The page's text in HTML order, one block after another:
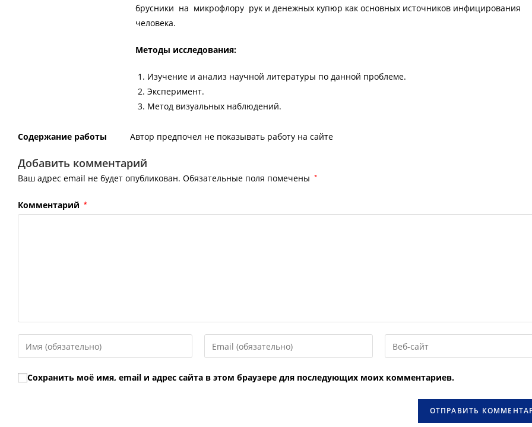
брусники на микрофлору рук и денежных купюр как основных источников инфицирования
человека.
Методы исследования:
Изучение и анализ научной литературы по данной проблеме.
Эксперимент.
Метод визуальных наблюдений.
Содержание работы Автор предпочел не показывать работу на сайте
Добавить комментарий
Ваш адрес email не будет опубликован. Обязательные поля помечены *
Комментарий *
Введите
свое
имя
или
Введите
свой
Введите
URL
(необязательно)
Сохранить моё имя, email и адрес сайта в этом браузере для последующих моих комментариев.